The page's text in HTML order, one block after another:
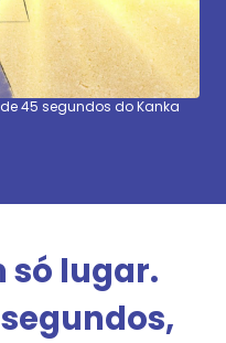
45 segundos do Kanka
só lugar.